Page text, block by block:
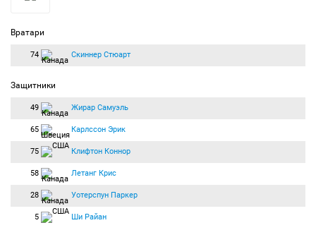
Вратари
74 Скиннер Стюарт
Защитники
49 Жирар Самуэль
65 Карлссон Эрик
75 Клифтон Коннор
58 Летанг Крис
28 Уотерспун Паркер
5 Ши Райан